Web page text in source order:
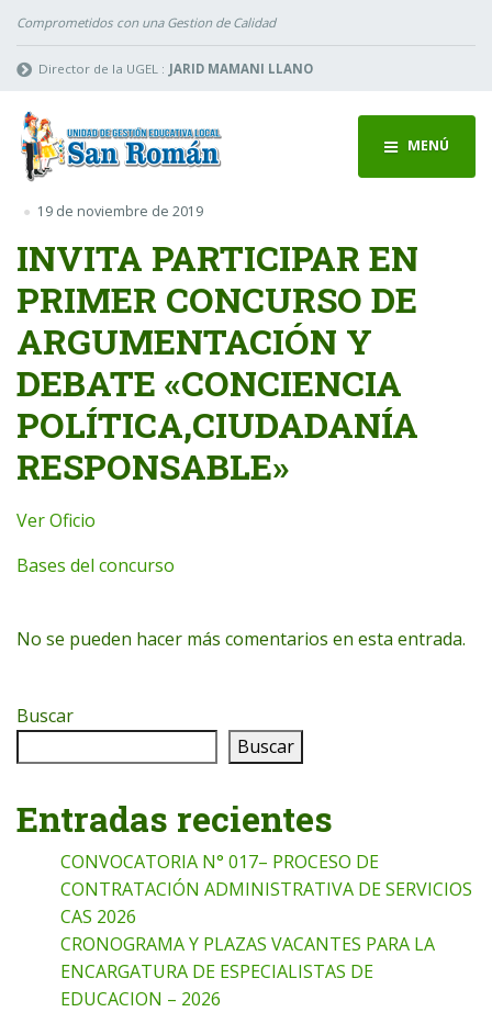
Comprometidos con una Gestion de Calidad
Director de la UGEL : JARID MAMANI LLANO
MENÚ
19 de noviembre de 2019
INVITA PARTICIPAR EN
PRIMER CONCURSO DE
ARGUMENTACIÓN Y
DEBATE «CONCIENCIA
POLÍTICA,CIUDADANÍA
RESPONSABLE»
Ver Oficio
Bases del concurso
No se pueden hacer más comentarios en esta entrada.
Buscar
Buscar
Entradas recientes
CONVOCATORIA N° 017– PROCESO DE
CONTRATACIÓN ADMINISTRATIVA DE SERVICIOS
CAS 2026
CRONOGRAMA Y PLAZAS VACANTES PARA LA
ENCARGATURA DE ESPECIALISTAS DE
EDUCACION – 2026